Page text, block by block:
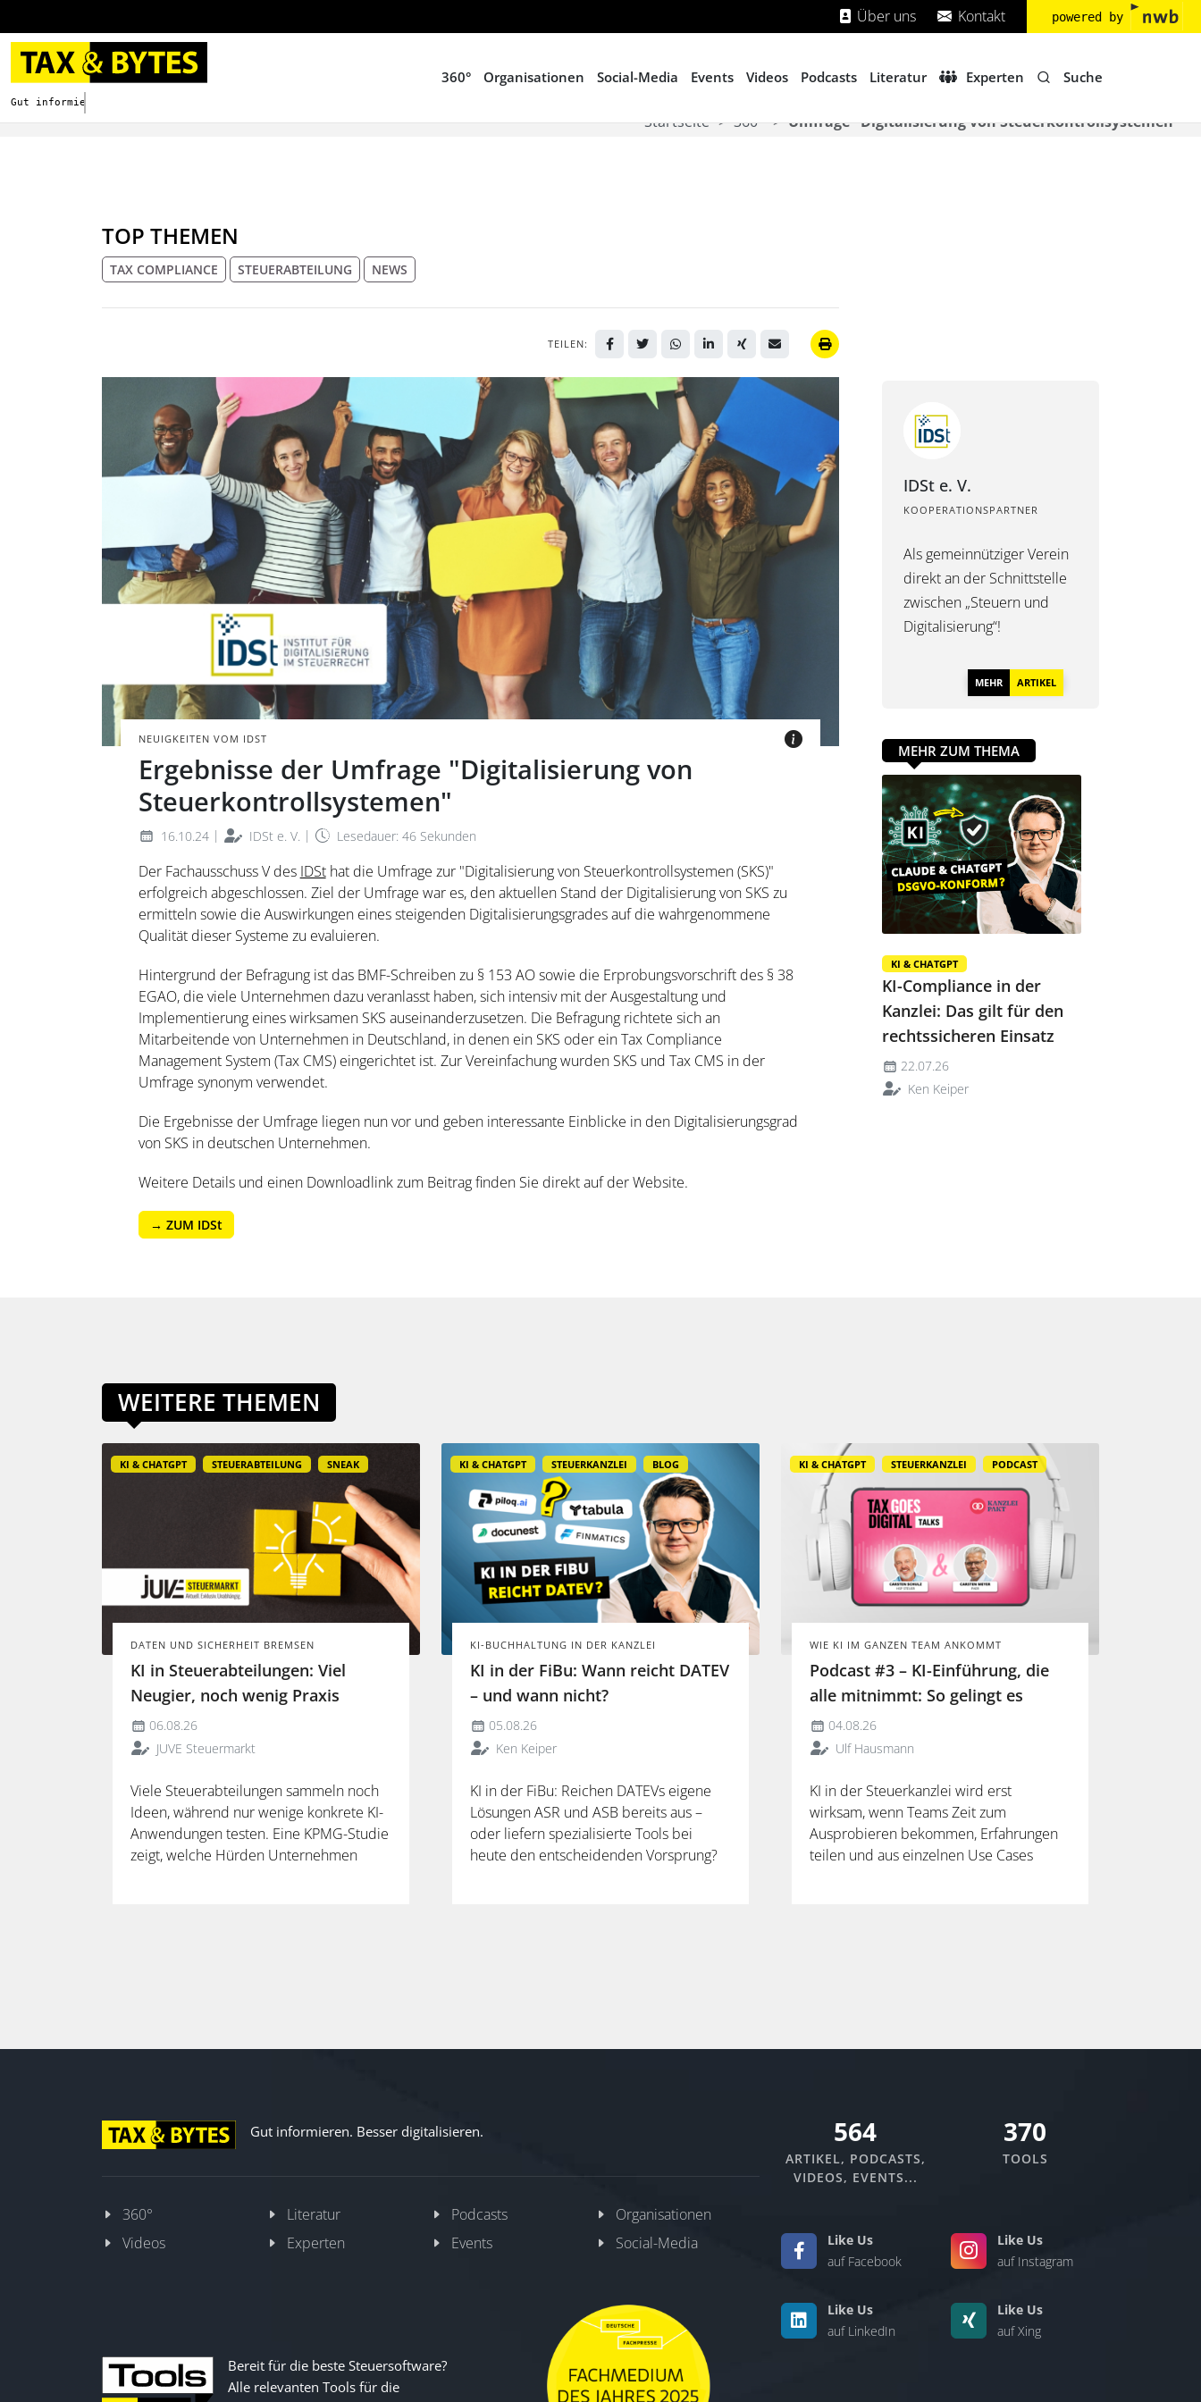
Über uns Kontakt powered by
Gut informieren. Besser digitalisieren.
360° Organisationen Social-Media Events Videos Podcasts Literatur Experten Suche
Startseite 360° Umfrage "Digitalisierung von Steuerkontrollsystemen"
TOP THEMEN
TAX COMPLIANCE STEUERABTEILUNG NEWS
TEILEN:
NEUIGKEITEN VOM IDST
Ergebnisse der Umfrage "Digitalisierung von
Steuerkontrollsystemen"
16.10.24 | IDSt e. V. | Lesedauer: 46 Sekunden
Eine Gruppe von sechs Personen, die bunte
Sprechblasen aus Papier halten.
BILD: @PEOPLEIMAGES VIA CANVA.COM
Der Fachausschuss V des IDSthat die Umfrage zur "Digitalisierung von Steuerkontrollsystemen (SKS)"
erfolgreich abgeschlossen. Ziel der Umfrage war es, den aktuellen Stand der Digitalisierung von SKS zu
ermitteln sowie die Auswirkungen eines steigenden Digitalisierungsgrades auf die wahrgenommene
Qualität dieser Systeme zu evaluieren.
Hintergrund der Befragung ist das BMF-Schreiben zu § 153 AO sowie die Erprobungsvorschrift des § 38
EGAO, die viele Unternehmen dazu veranlasst haben, sich intensiv mit der Ausgestaltung und
Implementierung eines wirksamen SKS auseinanderzusetzen. Die Befragung richtete sich an
Mitarbeitende von Unternehmen in Deutschland, in denen ein SKS oder ein Tax Compliance
Management System (Tax CMS) eingerichtet ist. Zur Vereinfachung wurden SKS und Tax CMS in der
Umfrage synonym verwendet.
Die Ergebnisse der Umfrage liegen nun vor und geben interessante Einblicke in den Digitalisierungsgrad
von SKS in deutschen Unternehmen.
Weitere Details und einen Downloadlink zum Beitrag finden Sie direkt auf der Website.
→ ZUM IDSt
IDSt e. V.
KOOPERATIONSPARTNER
Als gemeinnütziger Verein
direkt an der Schnittstelle
zwischen „Steuern und
Digitalisierung“!
MEHR ARTIKEL
MEHR ZUM THEMA
KI & CHATGPT
KI-Compliance in der
Kanzlei: Das gilt für den
rechtssicheren Einsatz
22.07.26
Ken Keiper
WEITERE THEMEN
KI & CHATGPT STEUERABTEILUNG SNEAK
DATEN UND SICHERHEIT BREMSEN
KI in Steuerabteilungen: Viel
Neugier, noch wenig Praxis
06.08.26
JUVE Steuermarkt
Viele Steuerabteilungen sammeln noch
Ideen, während nur wenige konkrete KI-
Anwendungen testen. Eine KPMG-Studie
zeigt, welche Hürden Unternehmen
KI & CHATGPT STEUERKANZLEI BLOG
KI-BUCHHALTUNG IN DER KANZLEI
KI in der FiBu: Wann reicht DATEV
– und wann nicht?
05.08.26
Ken Keiper
KI in der FiBu: Reichen DATEVs eigene
Lösungen ASR und ASB bereits aus –
oder liefern spezialisierte Tools bei
heute den entscheidenden Vorsprung?
KI & CHATGPT STEUERKANZLEI PODCAST
WIE KI IM GANZEN TEAM ANKOMMT
Podcast #3 – KI-Einführung, die
alle mitnimmt: So gelingt es
04.08.26
Ulf Hausmann
KI in der Steuerkanzlei wird erst
wirksam, wenn Teams Zeit zum
Ausprobieren bekommen, Erfahrungen
teilen und aus einzelnen Use Cases
Gut informieren. Besser digitalisieren.
360° Literatur Podcasts
Organisationen
Videos
Experten Events Social-Media
Bereit für die beste Steuersoftware?
Alle relevanten Tools für die
670
ARTIKEL, PODCASTS,
VIDEOS, EVENTS...
370
TOOLS
Like Us
auf Facebook
Like Us
auf Instagram
Like Us
auf LinkedIn
Like Us
auf Xing